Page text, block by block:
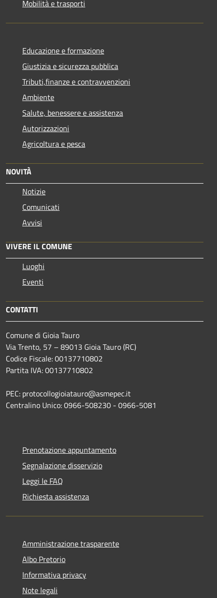
Mobilità e trasporti
Educazione e formazione
Giustizia e sicurezza pubblica
Tributi,finanze e contravvenzioni
Ambiente
Salute, benessere e assistenza
Autorizzazioni
Agricoltura e pesca
NOVITÀ
Notizie
Comunicati
Avvisi
VIVERE IL COMUNE
Luoghi
Eventi
CONTATTI
Comune di Gioia Tauro
Via Trento, 57 – 89013 Gioia Tauro (RC)
Codice Fiscale: 00137710802
Partita IVA: 00137710802
PEC: protocollogioiatauro@asmepec.it
Centralino Unico: 0966-508230 - 0966-5081
Prenotazione appuntamento
Segnalazione disservizio
Leggi le FAQ
Richiesta assistenza
Amministrazione trasparente
Albo Pretorio
Informativa privacy
Note legali